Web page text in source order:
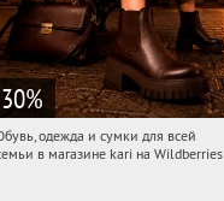
%
08:13:14 Получили:
одежда и сумки для всей
в магазине kari на Wildberries